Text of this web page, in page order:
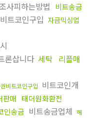
사피하는방법
비트송금
비트코인구입 자금믹싱업
론삽니다 세탁 리플매
비트코인구입 비트코인개
판매 태더원화환전
인송금 비트송금업체 해